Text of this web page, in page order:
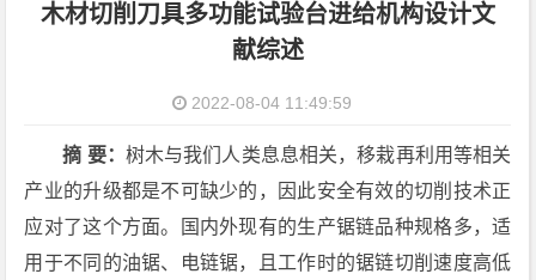
木材切削刀具多功能试验台进给机构设计文
献综述
2022-08-04 11:49:59
摘 要： 树木与我们人类息息相关，移栽再利用等相关
产业的升级都是不可缺少的，因此安全有效的切削技术正
应对了这个方面。国内外现有的生产锯链品种规格多，适
用于不同的油锯、电链锯，且工作时的锯链切削速度高低